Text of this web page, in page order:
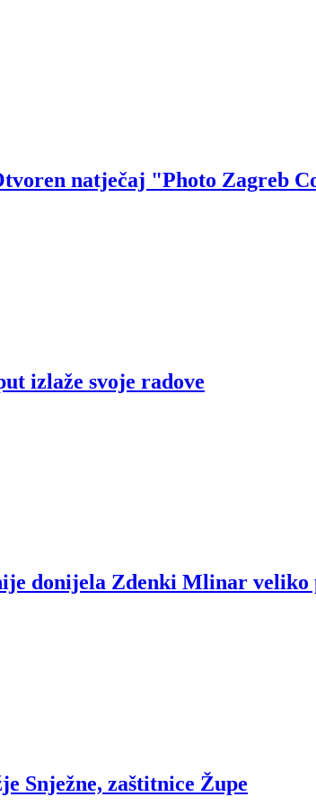
natječaj "Photo Zagreb
izlaže svoje radove
donijela Zdenki Mlinar veliko
Snježne, zaštitnice Župe